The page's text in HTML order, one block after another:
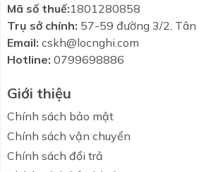
Công nghệ tay gạt êm độc quyền
gạt luôn êm ái, nhẹ nhàng, không
dụng. Nhờ đó, người dùng có thể
mái.
2.2 Thiết kế sang trọng, ấn tượng
Vòi chậu gật gù nóng lạnh
TVLM112NS được thiết kế với
Mã số thuế:1801280858
Trụ sở chính: 57-59 đường 3/2, Tân
Email: cskh@locnghi.com
Hotline: 0799698886
Giới thiệu
Chính sách bảo mật
Chính sách vận chuyển
Chính sách đổi trả